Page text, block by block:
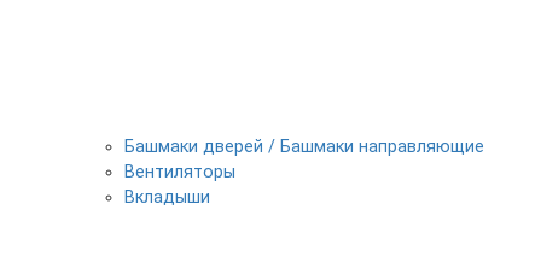
Башмаки дверей / Башмаки направляющие
Вентиляторы
Вкладыши